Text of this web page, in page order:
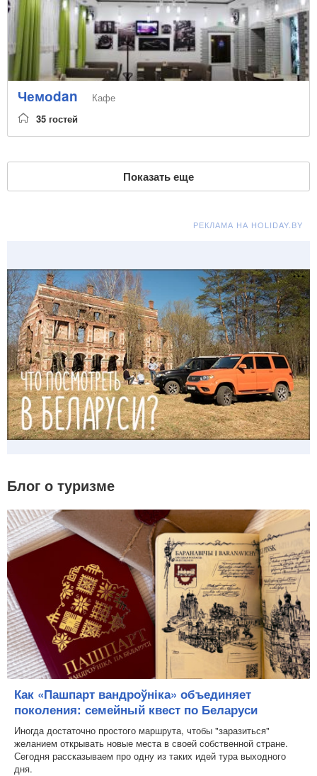
Чемоdan
Кафе
35 гостей
Показать еще
РЕКЛАМА НА HOLIDAY.BY
Блог о туризме
Как «Пашпарт вандроўніка» объединяет
поколения: семейный квест по Беларуси
Иногда достаточно простого маршрута, чтобы "заразиться"
желанием открывать новые места в своей собственной стране.
Сегодня рассказываем про одну из таких идей тура выходного
дня.